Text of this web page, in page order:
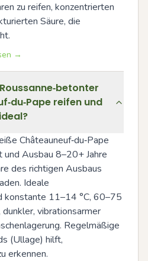
zu reifen, konzentrierten
Säure, die
→
reifen und
Châteauneuf‑du‑Pape
und Ausbau 8–20+ Jahre
des richtigen Ausbaus
Ideale
konstante 11–14 °C, 60–75
vibrationsarmer
Regelmäßige
(Ullage) hilft,
erkennen.